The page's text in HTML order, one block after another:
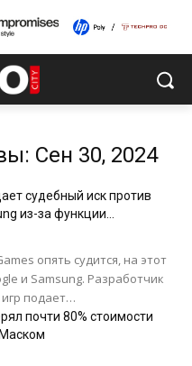
Сен 30, 2024
судебный иск против
из-за функции
установки приложений
опять судится, на этот
и Samsung. Разработчик
подает
иск, обвиняя обе
против...
почти 80% стоимости